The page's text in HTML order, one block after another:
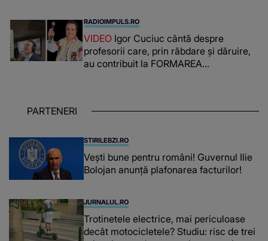
românca ucisă în Italia și ascunsă în
lada unui pat: " Îmi pare rău că nu am
reușit să fac mai mult pentru ea și..."
RADIOIMPULS.RO
VIDEO Igor Cuciuc cântă despre
profesorii care, prin răbdare și dăruire,
au contribuit la FORMAREA
chiar și după trecerea anilor: "De
PARTENERI
STIRILEBZI.RO
Vești bune pentru români! Guvernul Ilie
Bolojan anunță plafonarea facturilor!
JURNALUL.RO
Trotinetele electrice, mai periculoase
decât motocicletele? Studiu: risc de trei